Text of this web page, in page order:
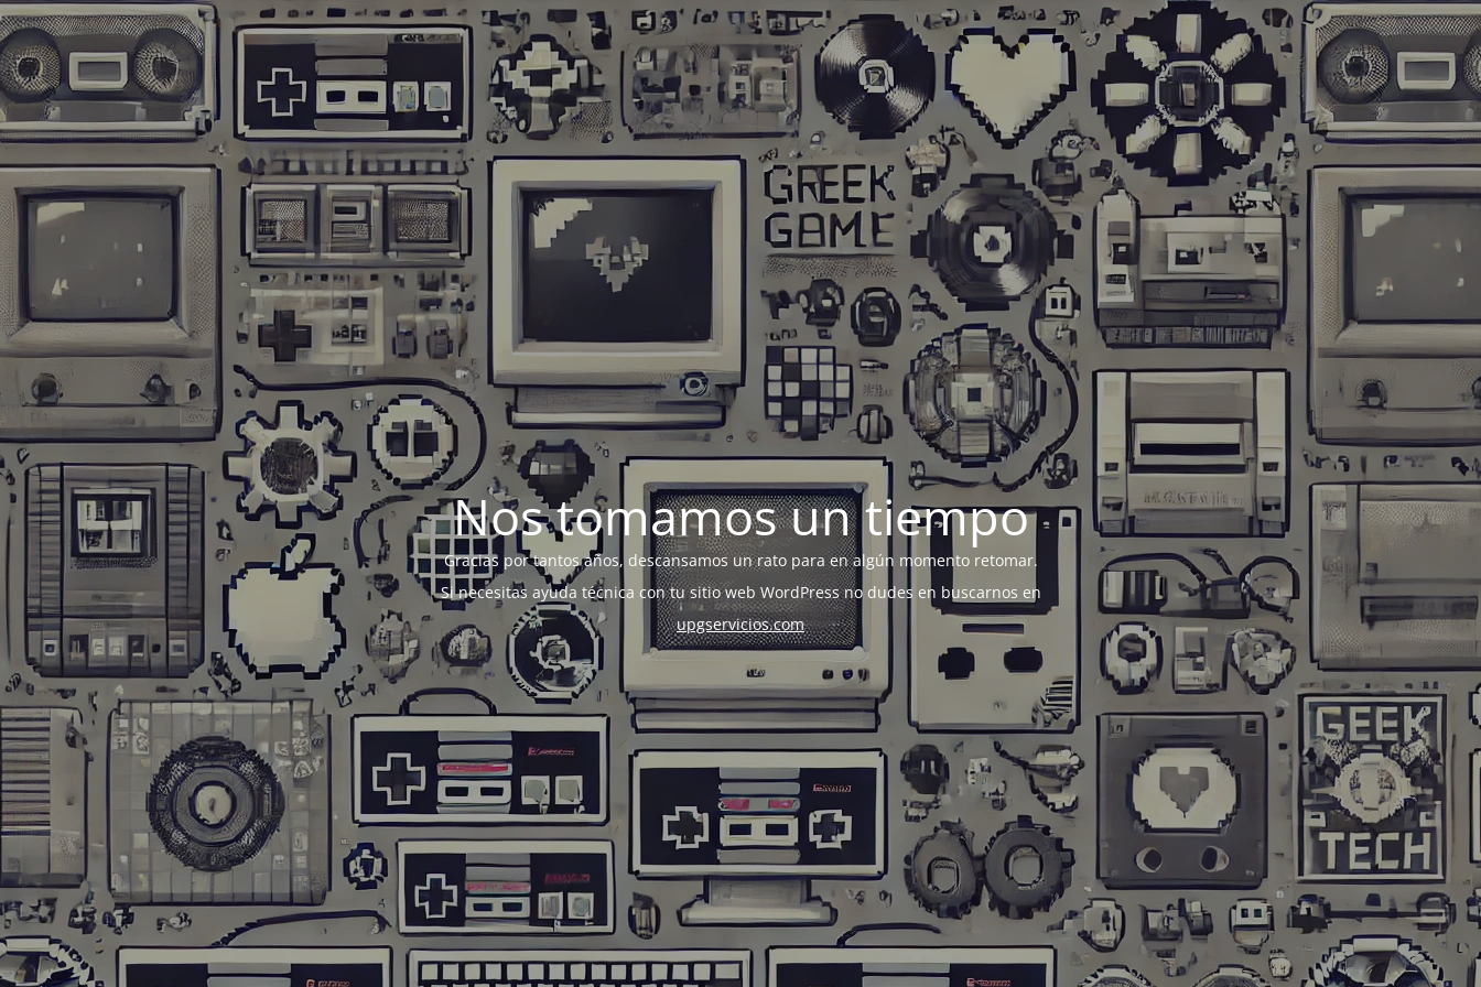
Nos tomamos un tiempo
Gracias por tantos años, descansamos un rato para en algún momento retomar.
Si necesitas ayuda técnica con tu sitio web WordPress no dudes en buscarnos en
upgservicios.com